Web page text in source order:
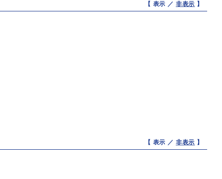
【 表示 ／ 非表示 】
【 表示 ／ 非表示 】